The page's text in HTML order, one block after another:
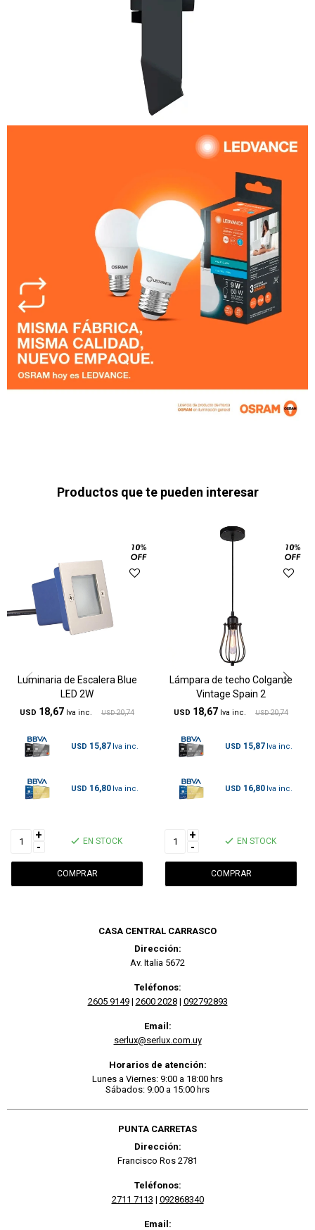
Productos que te pueden interesar
Luminaria de Escalera Blue
LED 2W
USD 18,67 USD 20,74
USD 15,87
USD 16,80
+
-
EN STOCK
Lámpara de techo Colgante
Vintage Spain 2
USD 18,67 USD 20,74
USD 15,87
USD 16,80
+
-
EN STOCK
CASA CENTRAL CARRASCO
Dirección:
Av. Italia 5672
Teléfonos:
2605 9149| 2600 2028| 092792893
Email:
serlux@serlux.com.uy
Horarios de atención:
Lunes a Viernes: 9:00 a 18:00 hrs
Sábados: 9:00 a 15:00 hrs
PUNTA CARRETAS
Dirección:
Francisco Ros 2781
Teléfonos:
2711 7113 | 092868340
Email: